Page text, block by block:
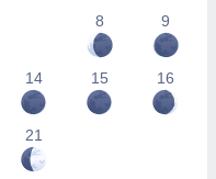
8
9
14 15 16
21